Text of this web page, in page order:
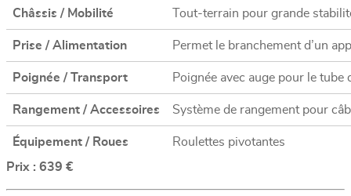
Châssis / Mobilité Tout-terrain pour grande
Prise / Alimentation Permet le branchement d’un
Poignée / Transport Poignée avec auge pour le
Rangement / Accessoires Système de rangement pour
Équipement / Roues
Roulettes pivotantes
Prix : 639 €